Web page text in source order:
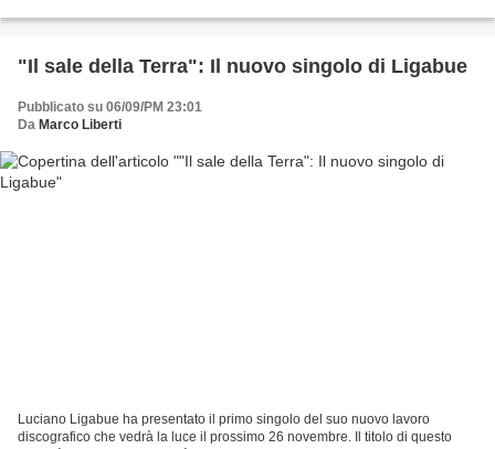
"Il sale della Terra": Il nuovo singolo di Ligabue
Pubblicato su 06/09/PM 23:01
Da Marco Liberti
Luciano Ligabue ha presentato il primo singolo del suo nuovo lavoro
discografico che vedrà la luce il prossimo 26 novembre. Il titolo di questo